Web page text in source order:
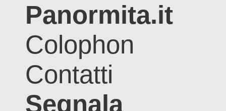
Panormita.it
Colophon
Contatti
Segnala